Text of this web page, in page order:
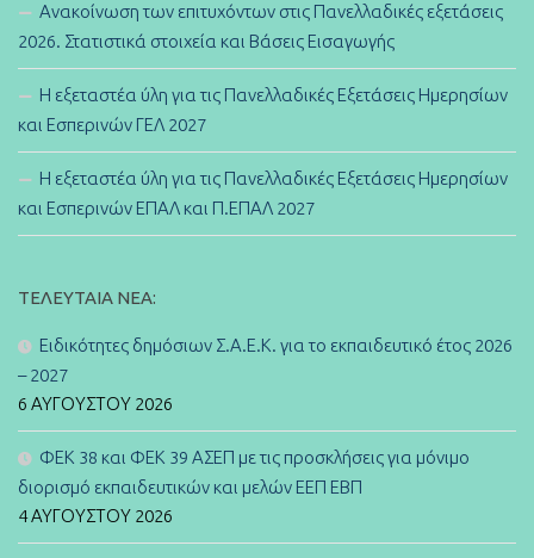
Ανακοίνωση των επιτυχόντων στις Πανελλαδικές εξετάσεις
2026. Στατιστικά στοιχεία και Βάσεις Εισαγωγής
Η εξεταστέα ύλη για τις Πανελλαδικές Εξετάσεις Ημερησίων
και Εσπερινών ΓΕΛ 2027
Η εξεταστέα ύλη για τις Πανελλαδικές Εξετάσεις Ημερησίων
και Εσπερινών ΕΠΑΛ και Π.ΕΠΑΛ 2027
ΤΕΛΕΥΤΑΊΑ ΝΈΑ:
Ειδικότητες δημόσιων Σ.Α.Ε.Κ. για το εκπαιδευτικό έτος 2026
– 2027
6 ΑΥΓΟΎΣΤΟΥ 2026
ΦΕΚ 38 και ΦΕΚ 39 ΑΣΕΠ με τις προσκλήσεις για μόνιμο
διορισμό εκπαιδευτικών και μελών ΕΕΠ ΕΒΠ
4 ΑΥΓΟΎΣΤΟΥ 2026